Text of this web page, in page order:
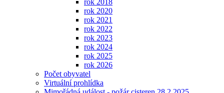
rok 2018
rok 2020
rok 2021
rok 2022
rok 2023
rok 2024
rok 2025
rok 2026
Počet obyvatel
Virtuální prohlídka